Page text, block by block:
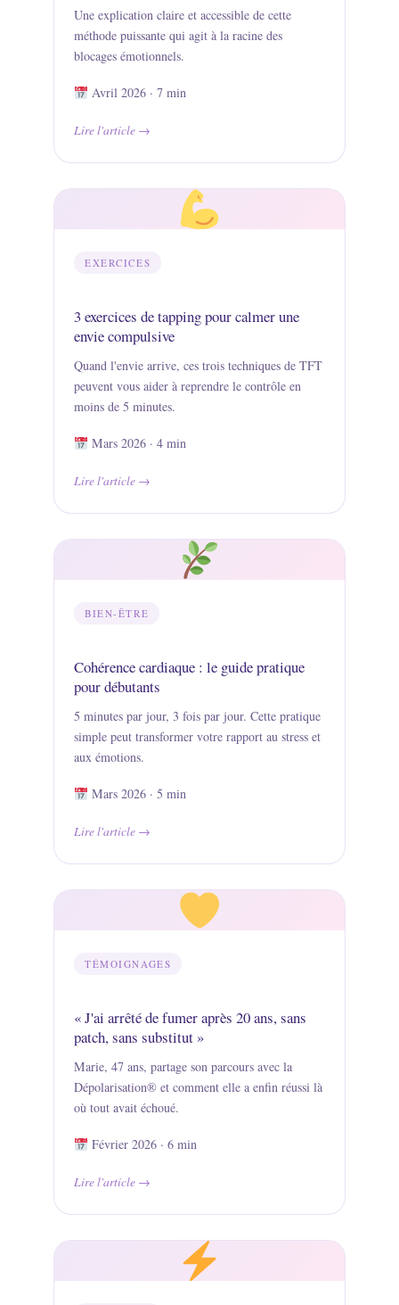
Une explication claire et accessible de cette
méthode puissante qui agit à la racine des
blocages émotionnels.
Avril 2026 · 7 min
Lire l'article
EXERCICES
3 exercices de tapping pour calmer une
envie compulsive
Quand l'envie arrive, ces trois techniques de TFT
peuvent vous aider à reprendre le contrôle en
moins de 5 minutes.
Mars 2026 · 4 min
Lire l'article
BIEN-ÊTRE
Cohérence cardiaque : le guide pratique
pour débutants
5 minutes par jour, 3 fois par jour. Cette pratique
simple peut transformer votre rapport au stress et
aux émotions.
Mars 2026 · 5 min
Lire l'article
TÉMOIGNAGES
« J'ai arrêté de fumer après 20 ans, sans
patch, sans substitut »
Marie, 47 ans, partage son parcours avec la
Dépolarisation® et comment elle a enfin réussi là
où tout avait échoué.
Février 2026 · 6 min
Lire l'article